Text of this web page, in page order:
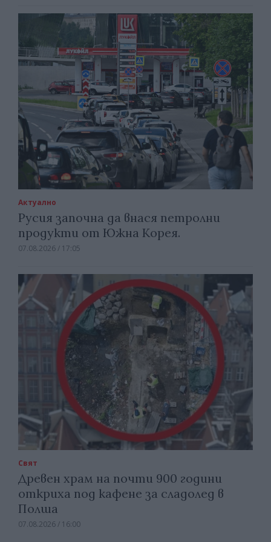
Актуално
Русия започна да внася петролни
продукти от Южна Корея.
07.08.2026 / 17:05
Свят
Древен храм на почти 900 години
откриха под кафене за сладолед в
Полша
07.08.2026 / 16:00